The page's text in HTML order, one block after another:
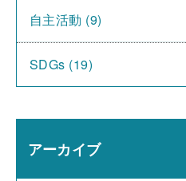
自主活動 (9)
SDGs (19)
アーカイブ